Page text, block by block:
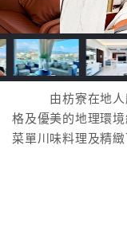
由枋寮在地人所
格及優美的地理環
菜單川味料理及精